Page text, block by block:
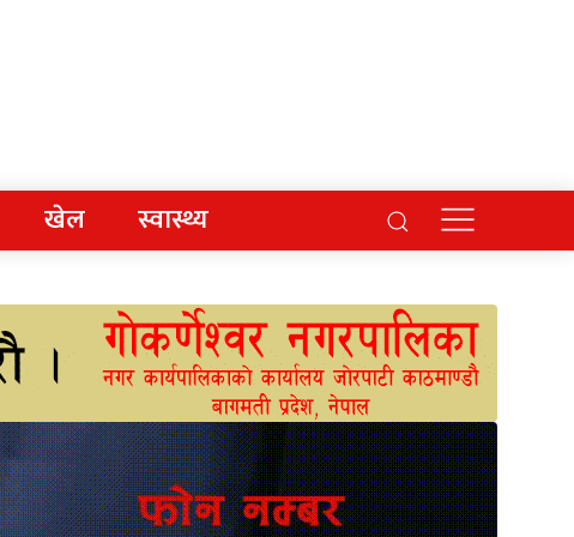
खेल स्वास्थ्य